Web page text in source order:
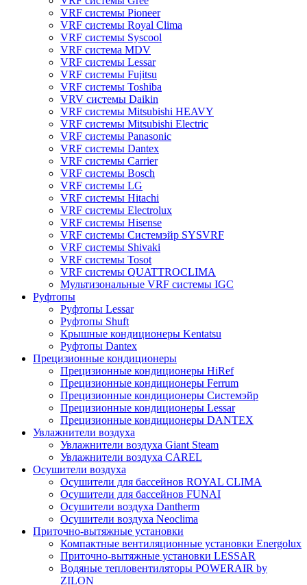
VRF системы Pioneer
VRF системы Royal Clima
VRF системы Syscool
VRF система MDV
VRF системы Lessar
VRF системы Fujitsu
VRF системы Toshiba
VRV системы Daikin
VRF системы Mitsubishi HEAVY
VRF системы Mitsubishi Electric
VRF системы Panasonic
VRF системы Dantex
VRF системы Carrier
VRF системы Bosch
VRF системы LG
VRF системы Hitachi
VRF системы Electrolux
VRF системы Hisense
VRF системы Системэйр SYSVRF
VRF системы Shivaki
VRF системы Tosot
VRF системы QUATTROCLIMA
Мультизональные VRF системы IGC
Руфтопы
Руфтопы Lessar
Руфтопы Shuft
Крышные кондиционеры Kentatsu
Руфтопы Dantex
Прецизионные кондиционеры
Прецизионные кондиционеры HiRef
Прецизионные кондиционеры Ferrum
Прецизионные кондиционеры Системэйр
Прецизионные кондиционеры Lessar
Прецизионные кондиционеры DANTEX
Увлажнители воздуха
Увлажнители воздуха Giant Steam
Увлажнители воздуха CAREL
Осушители воздуха
Осушители для бассейнов ROYAL CLIMA
Осушители для бассейнов FUNAI
Осушители воздуха Dantherm
Осушители воздуха Neoclima
Приточно-вытяжные установки
Компактные вентиляционные установки Energolux
Приточно-вытяжные установки LESSAR
Водяные тепловентиляторы POWERAIR by
ZILON